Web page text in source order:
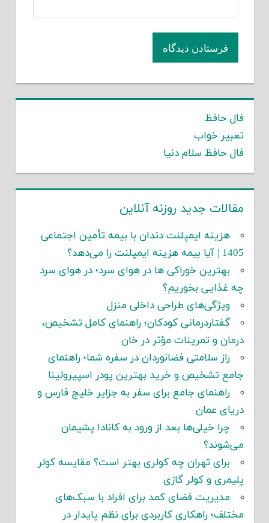
فال حافظ
تعبیر خواب
فال حافظ سلام دنیا
مقالات جدید روزنه آنلاین
هزینه ایمپلنت دندان با بیمه تأمین اجتماعی
1405 | آیا بیمه هزینه ایمپلنت را می‌دهد؟
بهترین خوراکی ها در هوای سرد؛ در هوای سرد
چه غذایی بخوریم؟
ویژگی‌های طراحی داخلی منزل
گفتاردرمانی کودکان؛ راهنمای کامل تشخیص،
درمان و تمرینات مؤثر در خان
راز سلامتی فضانوردان در سفره شما؛ راهنمای
جامع تشخیص و خرید بهترین پودر اسپیرولینا
راهنمای جامع برای سفر به جزایر خلیج فارس و
دریای عمان
چرا خیلی‌ها بعد از ورود به کانادا پشیمان
می‌شوند؟
برای تهران چه کولری بهتر است؟ مقایسه کولر
پلیمری و کولر گازی
مدیریت فضای کمد برای افراد با سبک‌های
مختلف؛ راهکاری کاربردی برای نظم پایدار در